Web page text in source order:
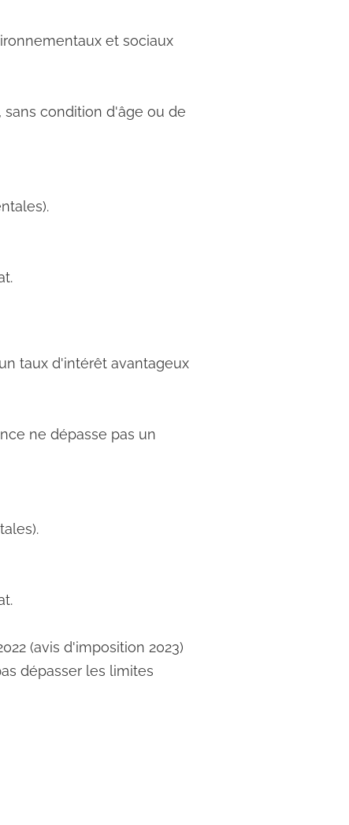
et sociaux
sans condition d'âge ou de
taux d'intérêt avantageux
ne dépasse pas un
(avis d'imposition 2023)
dépasser les limites